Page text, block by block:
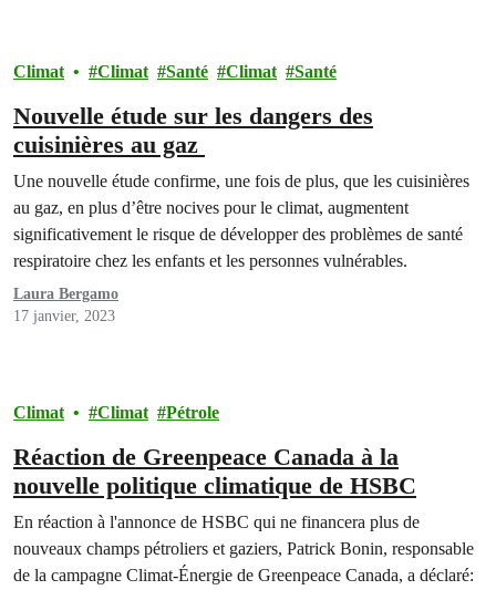
Climat Climat Santé Climat Santé
Nouvelle étude sur les dangers des
cuisinières au gaz
Une nouvelle étude confirme, une fois de plus, que les cuisinières
au gaz, en plus d’être nocives pour le climat, augmentent
significativement le risque de développer des problèmes de santé
respiratoire chez les enfants et les personnes vulnérables.
Laura Bergamo
17 janvier, 2023
Climat Climat Pétrole
Réaction de Greenpeace Canada à la
nouvelle politique climatique de HSBC
En réaction à l'annonce de HSBC qui ne financera plus de
nouveaux champs pétroliers et gaziers, Patrick Bonin, responsable
de la campagne Climat-Énergie de Greenpeace Canada, a déclaré: